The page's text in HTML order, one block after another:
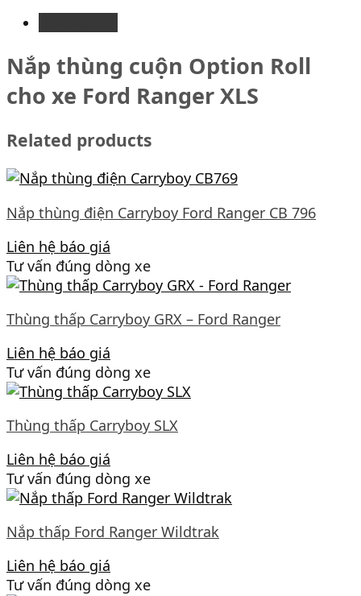
Nắp thùng cuộn Option Roll
cho xe Ford Ranger XLS
Related products
Nắp thùng điện Carryboy Ford Ranger CB 796
Liên hệ báo giá
Tư vấn đúng dòng xe
Thùng thấp Carryboy GRX – Ford Ranger
Liên hệ báo giá
Tư vấn đúng dòng xe
Thùng thấp Carryboy SLX
Liên hệ báo giá
Tư vấn đúng dòng xe
Nắp thấp Ford Ranger Wildtrak
Liên hệ báo giá
Tư vấn đúng dòng xe